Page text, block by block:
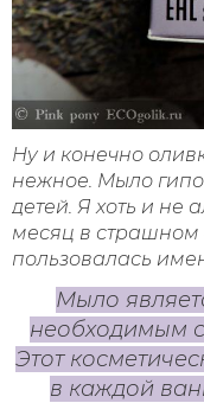
Ну и конечно
нежное. Мыло
детей. Я хоть и не
месяц в страшном
пользовалась
Мыло
необходимым
Этот
в каждой